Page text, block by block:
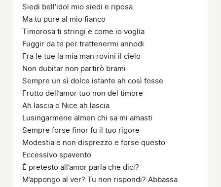
Siedi bell’idol mio siedi e riposa.
Ma tu pure al mio fianco
Timorosa ti stringi e come io voglia
Fuggir da te per trattenermi annodi
Fra le tue la mia man rovini il cielo
Non dubitar non partirò brami
Sempre un sì dolce istante ah così fosse
Frutto dell’amor tuo non del timore
Ah lascia o Nice ah lascia
Lusingarmene almen chi sa mi amasti
Sempre forse finor fu il tuo rigore
Modestia e non disprezzo e forse questo
Eccessivo spavento
È pretesto all’amor parla che dici?
M’appongo al ver? Tu non rispondi? Abbassa